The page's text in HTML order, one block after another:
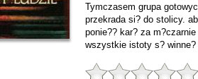
Tymczasem grupa
przekrada si? do stolicy.
ponie?? kar? za
wszystkie istoty s? winne?